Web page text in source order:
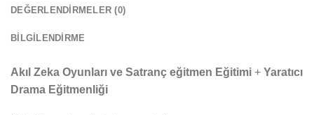
DEĞERLENDIRMELER (0)
BILGILENDIRME
Akıl Zeka Oyunları ve Satranç eğitmen Eğitimi + Yaratıcı
Drama Eğitmenliği